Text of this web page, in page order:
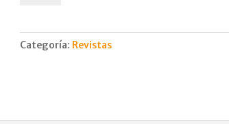
Categoría: Revistas